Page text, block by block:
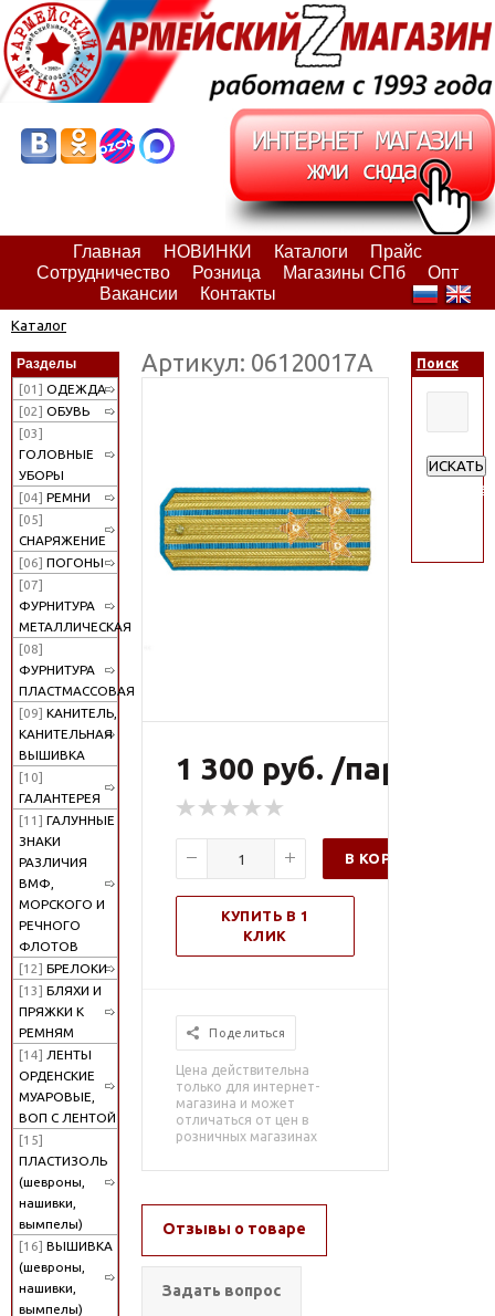
Главная НОВИНКИ Каталоги
Прайс
Сотрудничество
Розница Магазины СПб
Опт
Вакансии
Контакты
Каталог
Разделы
[01] ОДЕЖДА
[02] ОБУВЬ
[03]
ГОЛОВНЫЕ
УБОРЫ
[04] РЕМНИ
[05]
СНАРЯЖЕНИЕ
[06] ПОГОНЫ
[07]
ФУРНИТУРА
МЕТАЛЛИЧЕСКАЯ
[08]
ФУРНИТУРА
ПЛАСТМАССОВАЯ
[09] КАНИТЕЛЬ,
КАНИТЕЛЬНАЯ
ВЫШИВКА
[10]
ГАЛАНТЕРЕЯ
[11] ГАЛУННЫЕ
ЗНАКИ
РАЗЛИЧИЯ
ВМФ,
МОРСКОГО И
РЕЧНОГО
ФЛОТОВ
[12] БРЕЛОКИ
[13] БЛЯХИ И
ПРЯЖКИ К
РЕМНЯМ
[14] ЛЕНТЫ
ОРДЕНСКИЕ
МУАРОВЫЕ,
ВОП С ЛЕНТОЙ
[15]
ПЛАСТИЗОЛЬ
(шевроны,
нашивки,
вымпелы)
[16] ВЫШИВКА
(шевроны,
нашивки,
вымпелы)
Артикул: 06120017А
1 300 руб. /пар
В КОРЗИНУ
КУПИТЬ В 1
КЛИК
Поделиться
Цена действительна
только для интернет-
магазина и может
отличаться от цен в
розничных магазинах
Отзывы о товаре
Задать вопрос
Поиск
ИСКАТЬ